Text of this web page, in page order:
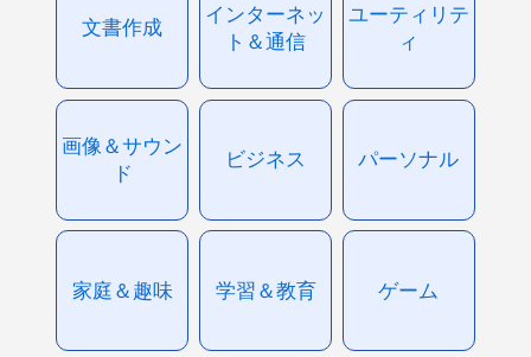
文書作成
インターネッ
ト＆通信
ユーティリテ
ィ
画像＆サウン
ド
ビジネス パーソナル
家庭＆趣味 学習＆教育 ゲーム